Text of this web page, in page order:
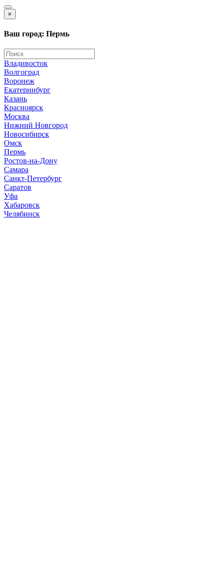
×
Ваш город: Пермь
Владивосток
Волгоград
Воронеж
Екатеринбург
Казань
Красноярск
Москва
Нижний Новгород
Новосибирск
Омск
Пермь
Ростов-на-Дону
Самара
Санкт-Петербург
Саратов
Уфа
Хабаровск
Челябинск